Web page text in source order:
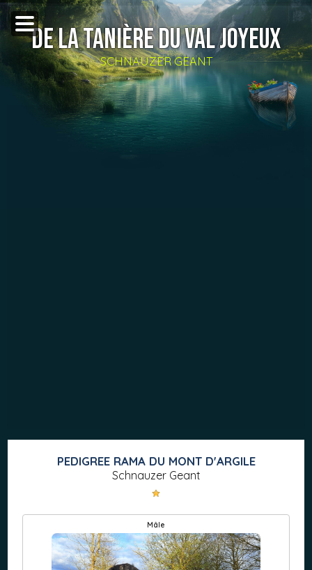
DE LA TANIÈRE DU VAL JOYEUX
SCHNAUZER GEANT
PEDIGREE RAMA DU MONT D'ARGILE
Schnauzer Geant
mâle